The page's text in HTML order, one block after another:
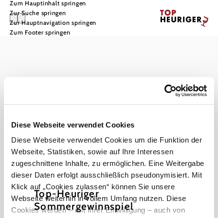
Diese Webseite verwendet Cookies
Diese Webseite verwendet Cookies um die Funktion der
Webseite, Statistiken, sowie auf Ihre Interessen
zugeschnittene Inhalte, zu ermöglichen. Eine Weitergabe
dieser Daten erfolgt ausschließlich pseudonymisiert. Mit
Klick auf „Cookies zulassen“ können Sie unsere
Webseite weiterhin in vollem Umfang nutzen. Diese
Cookies werden – mit Ihrer Einwilligung – auch von
Zum Hauptinhalt springen
Zur Suche springen
Zur Hauptnavigation springen
Zum Footer springen
Top-Heuriger
Sommergewinnspiel
Barrierefreiheit
Copyright © Landesverband für bäuerliche Direktvermarkter NÖ